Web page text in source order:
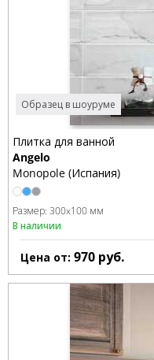
Образец в шоуруме
Плитка для ванной
Angelo
Monopole (Испания)
Размер: 300x100 мм
В наличии
Цена от: 970 руб.